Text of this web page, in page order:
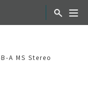
A MS Stereo